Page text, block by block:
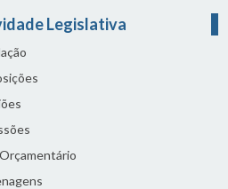
Legislativa